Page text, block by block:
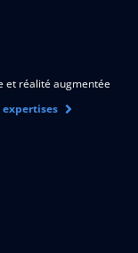
et réalité augmentée
expertises